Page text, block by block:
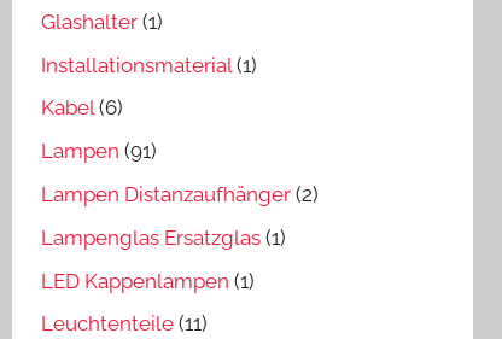
Glashalter (1)
Installationsmaterial (1)
Kabel(6)
Lampen (91)
Lampen Distanzaufhänger (2)
Lampenglas Ersatzglas (1)
LED Kappenlampen (1)
Leuchtenteile (11)